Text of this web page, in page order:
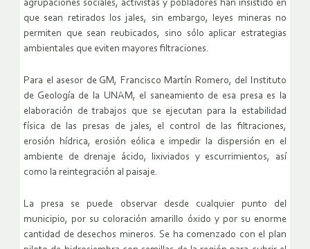
agrupaciones sociales, activistas y pobladores han insistido en
que sean retirados los jales, sin embargo, leyes mineras no
permiten que sean reubicados, sino sólo aplicar estrategias
ambientales que eviten mayores filtraciones.
Para el asesor de GM, Francisco Martín Romero, del Instituto
de Geología de la UNAM, el saneamiento de esa presa es la
elaboración de trabajos que se ejecutan para la estabilidad
física de las presas de jales, el control de las filtraciones,
erosión hídrica, erosión eólica e impedir la dispersión en el
ambiente de drenaje ácido, lixiviados y escurrimientos, así
como la reintegración al paisaje.
La presa se puede observar desde cualquier punto del
municipio, por su coloración amarillo óxido y por su enorme
cantidad de desechos mineros. Se ha comenzado con el plan